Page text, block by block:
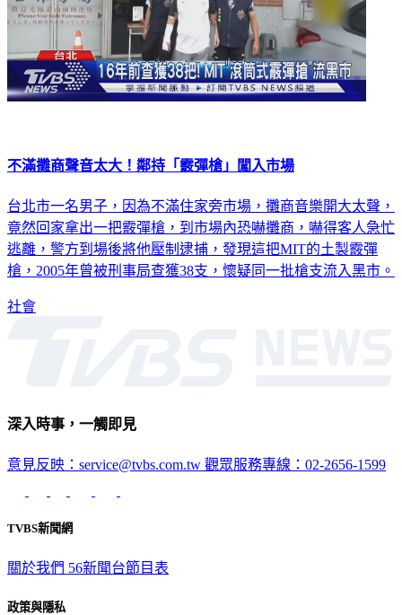
不滿攤商聲音太大！鄰持「霰彈槍」闖入市場
台北市一名男子，因為不滿住家旁市場，攤商音樂開大太聲，
竟然回家拿出一把霰彈槍，到市場內恐嚇攤商，嚇得客人急忙
逃離，警方到場後將他壓制逮捕，發現這把MIT的土製霰彈
槍，2005年曾被刑事局查獲38支，懷疑同一批槍支流入黑市。
社會
深入時事，一觸即見
意見反映：service@tvbs.com.tw 觀眾服務專線：02-2656-1599
TVBS新聞網
關於我們 56新聞台節目表
政策與隱私